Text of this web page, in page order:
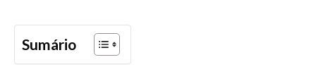
Sumário